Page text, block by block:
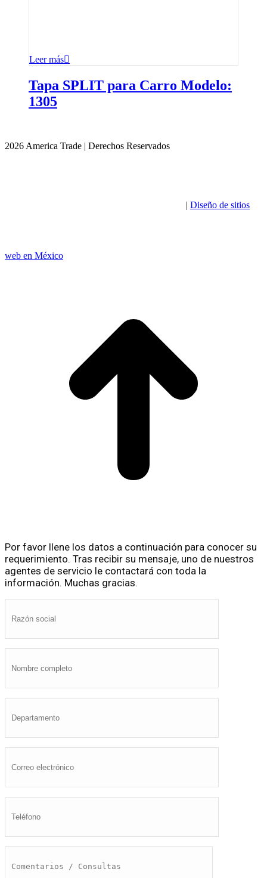
Leer más
Tapa SPLIT para Carro Modelo:
1305
2026 America Trade | Derechos Reservados
| Diseño de sitios
web en México
Por favor llene los datos a continuación para conocer su
requerimiento. Tras recibir su mensaje, uno de nuestros
agentes de servicio le contactará con toda la
información. Muchas gracias.